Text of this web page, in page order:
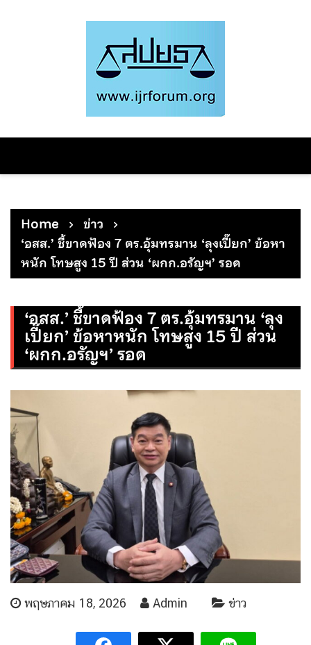
Home
ข่าว
‘อสส.’ ชี้ขาดฟ้อง 7 ตร.อุ้มทรมาน ‘ลุงเปี๊ยก’ ข้อหา
หนัก โทษสูง 15 ปี ส่วน ‘ผกก.อรัญฯ’ รอด
‘อสส.’ ชี้ขาดฟ้อง 7 ตร.อุ้มทรมาน ‘ลุง
เปี๊ยก’ ข้อหาหนัก โทษสูง 15 ปี ส่วน
‘ผกก.อรัญฯ’ รอด
พฤษภาคม 18, 2026 Admin ข่าว